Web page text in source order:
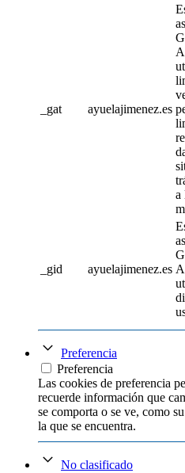
_gat ayuelajimenez.es
a
_gid ayuelajimenez.es
Preferencia
Preferencia
Las cookies de preferencia
recuerde información que
se comporta o se ve, como
la que se encuentra.
No clasificado